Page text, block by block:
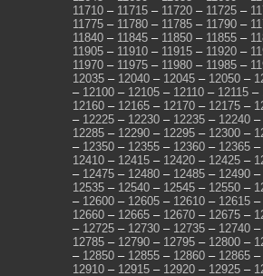
11710 – 11715 – 11720 – 11725 –
11775 – 11780 – 11785 – 11790 –
11840 – 11845 – 11850 – 11855 –
11905 – 11910 – 11915 – 11920 –
11970 – 11975 – 11980 – 11985 –
12035 – 12040 – 12045 – 12050 –
– 12100 – 12105 – 12110 – 12115 –
12160 – 12165 – 12170 – 12175 –
– 12225 – 12230 – 12235 – 12240 –
12285 – 12290 – 12295 – 12300 –
– 12350 – 12355 – 12360 – 12365 –
12410 – 12415 – 12420 – 12425 –
– 12475 – 12480 – 12485 – 12490 –
12535 – 12540 – 12545 – 12550 –
– 12600 – 12605 – 12610 – 12615 –
12660 – 12665 – 12670 – 12675 –
– 12725 – 12730 – 12735 – 12740 –
12785 – 12790 – 12795 – 12800 –
– 12850 – 12855 – 12860 – 12865 –
12910 – 12915 – 12920 – 12925 –